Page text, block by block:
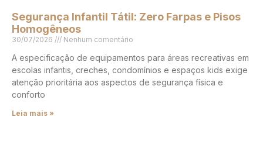
Segurança Infantil Tátil: Zero Farpas e Pisos
Homogêneos
30/07/2026 Nenhum comentário
A especificação de equipamentos para áreas recreativas em
escolas infantis, creches, condomínios e espaços kids exige
atenção prioritária aos aspectos de segurança física e
conforto
Leia mais »